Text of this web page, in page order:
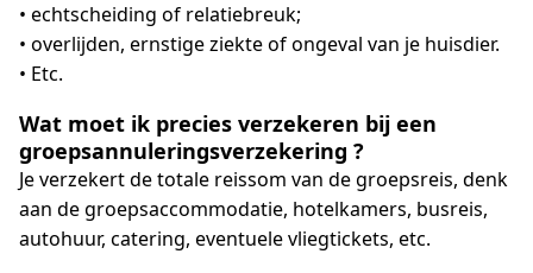
• echtscheiding of relatiebreuk;
• overlijden, ernstige ziekte of ongeval van je huisdier.
• Etc.
Wat moet ik precies verzekeren bij een
groepsannuleringsverzekering ?
Je verzekert de totale reissom van de groepsreis, denk
aan de groepsaccommodatie, hotelkamers, busreis,
autohuur, catering, eventuele vliegtickets, etc.